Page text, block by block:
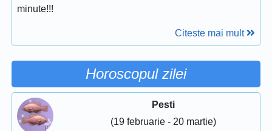
minute!!!
Citeste mai mult
Horoscopul zilei
Pesti
(19 februarie - 20 martie)